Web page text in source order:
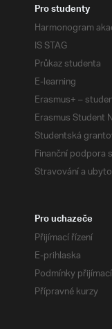
Pro studenty
Harmonogram
IS STAG
Průkaz studenta
E-learning
Erasmus+ –
Erasmus Student
Studentská
Finanční podpora
Stravování a
Pro uchazeče
Přijímací řízení
E-prihlaska
Podmínky
Přípravné kurzy